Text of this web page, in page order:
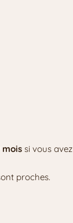
mois si vous avez
proches.